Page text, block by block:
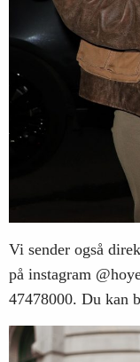
Vi sender også
på instagram
47478000. Du kan